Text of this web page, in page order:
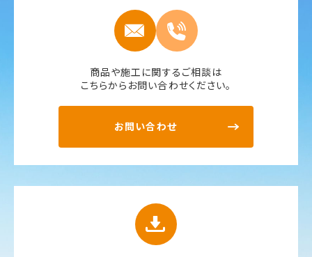
商品や施工に関するご相談は
こちらからお問い合わせください。
お問い合わせ